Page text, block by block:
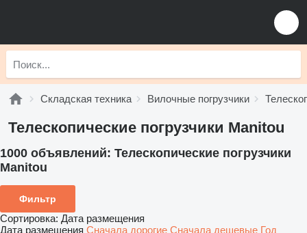
Складская техника Вилочные погрузчики
Телескопические погрузчики Manitou
1000 объявлений: Телескопические погрузчики
Manitou
Фильтр
Сортировка: Дата размещения
Дата размещения Сначала дорогие Сначала дешевые Год